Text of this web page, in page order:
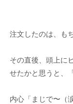
注文したのは、も
その直後、頭上に
せたかと思うと、
内心「まじで〜（